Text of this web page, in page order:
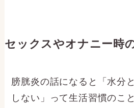
セックスやオナニー時
膀胱炎の話になると「水分
しない」って生活習慣のこ